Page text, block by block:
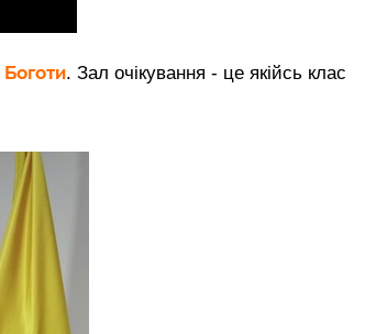
Боготи. Зал очікування - це якійсь клас